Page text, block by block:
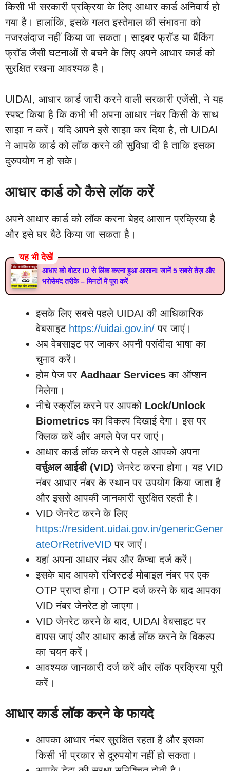
किसी भी सरकारी प्रक्रिया के लिए आधार कार्ड अनिवार्य हो
गया है। हालांकि, इसके गलत इस्तेमाल की संभावना को
नजरअंदाज नहीं किया जा सकता। साइबर फ्रॉड या बैंकिंग
फ्रॉड जैसी घटनाओं से बचने के लिए अपने आधार कार्ड को
सुरक्षित रखना आवश्यक है।
UIDAI, आधार कार्ड जारी करने वाली सरकारी एजेंसी, ने यह
स्पष्ट किया है कि कभी भी अपना आधार नंबर किसी के साथ
साझा न करें। यदि आपने इसे साझा कर दिया है, तो UIDAI
ने आपके कार्ड को लॉक करने की सुविधा दी है ताकि इसका
दुरुपयोग न हो सके।
आधार कार्ड को कैसे लॉक करें
अपने आधार कार्ड को लॉक करना बेहद आसान प्रक्रिया है
और इसे घर बैठे किया जा सकता है।
यह भी देखें
आधार को वोटर ID से लिंक करना हुआ आसान! जानें 5 सबसे तेज़ और
भरोसेमंद तरीके – मिनटों में पूरा करें
इसके लिए सबसे पहले UIDAI की आधिकारिक
वेबसाइट https://uidai.gov.in/ पर जाएं।
अब वेबसाइट पर जाकर अपनी पसंदीदा भाषा का
चुनाव करें।
होम पेज पर Aadhaar Services का ऑप्शन
मिलेगा।
नीचे स्क्रॉल करने पर आपको Lock/Unlock
Biometrics का विकल्प दिखाई देगा। इस पर
क्लिक करें और अगले पेज पर जाएं।
आधार कार्ड लॉक करने से पहले आपको अपना
वर्चुअल आईडी (VID) जेनरेट करना होगा। यह VID
नंबर आधार नंबर के स्थान पर उपयोग किया जाता है
और इससे आपकी जानकारी सुरक्षित रहती है।
VID जेनरेट करने के लिए
https://resident.uidai.gov.in/genericGener
ateOrRetriveVID पर जाएं।
यहां अपना आधार नंबर और कैप्चा दर्ज करें।
इसके बाद आपको रजिस्टर्ड मोबाइल नंबर पर एक
OTP प्राप्त होगा। OTP दर्ज करने के बाद आपका
VID नंबर जेनरेट हो जाएगा।
VID जेनरेट करने के बाद, UIDAI वेबसाइट पर
वापस जाएं और आधार कार्ड लॉक करने के विकल्प
का चयन करें।
आवश्यक जानकारी दर्ज करें और लॉक प्रक्रिया पूरी
करें।
आधार कार्ड लॉक करने के फायदे
आपका आधार नंबर सुरक्षित रहता है और इसका
किसी भी प्रकार से दुरुपयोग नहीं हो सकता।